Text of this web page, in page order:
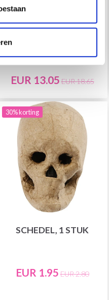
EUR 13.05 EUR 18.65
30% korting
SCHEDEL, 1 STUK
EUR 1.95 EUR 2.80